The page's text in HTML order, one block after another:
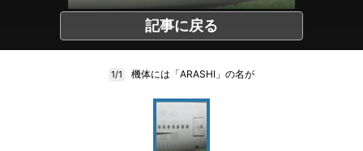
記事に戻る
1/1 機体には「ARASHI」の名が